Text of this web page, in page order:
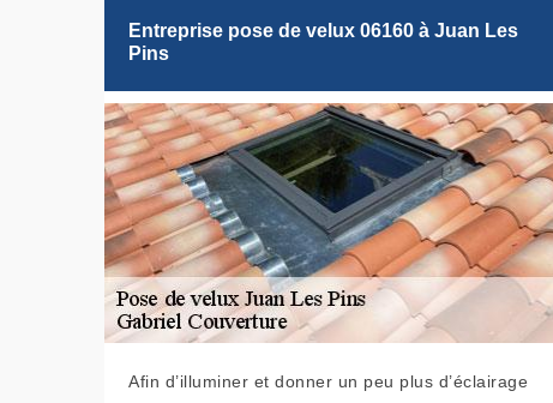
Entreprise pose de velux 06160 à Juan Les
Pins
Afin d’illuminer et donner un peu plus d’éclairage